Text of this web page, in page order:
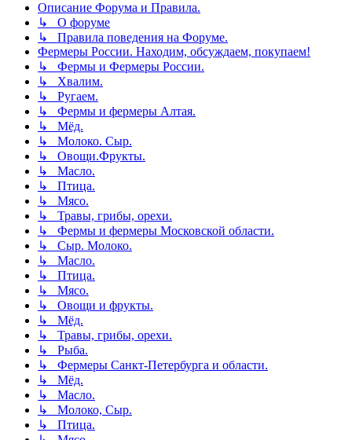
Описание Форума и Правила.
↳ О форуме
↳ Правила поведения на Форуме.
Фермеры России. Находим, обсуждаем, покупаем!
↳ Фермы и Фермеры России.
↳ Хвалим.
↳ Ругаем.
↳ Фермы и фермеры Алтая.
↳ Мёд.
↳ Молоко. Сыр.
↳ Овощи.Фрукты.
↳ Масло.
↳ Птица.
↳ Мясо.
↳ Травы, грибы, орехи.
↳ Фермы и фермеры Московской области.
↳ Сыр. Молоко.
↳ Масло.
↳ Птица.
↳ Мясо.
↳ Овощи и фрукты.
↳ Мёд.
↳ Травы, грибы, орехи.
↳ Рыба.
↳ Фермеры Санкт-Петербурга и области.
↳ Мёд.
↳ Масло.
↳ Молоко, Сыр.
↳ Птица.